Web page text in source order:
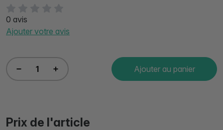
0 avis
Ajouter votre avis
Ajouter au panier
Prix de l'article